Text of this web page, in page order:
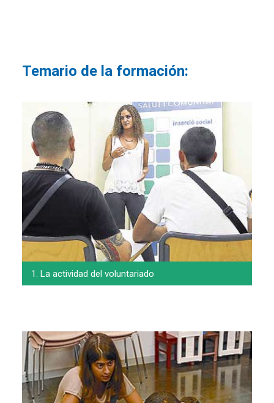
Temario de la formación:
1. La actividad del voluntariado